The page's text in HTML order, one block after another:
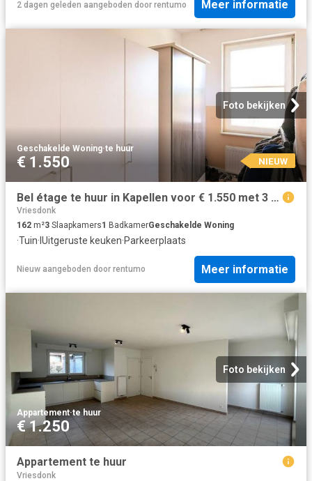
2 dagen geleden aangeboden door rentumo Meer informatie
Foto bekijken
Geschakelde Woning·te huur
€ 1.550 NIEUW
Bel étage te huur in Kapellen voor € 1.550 met 3 slaapkamers
Vriesdonk
162 m²3 Slaapkamers1 BadkamerGeschakelde Woning
·Tuin· IUitgeruste keuken·Parkeerplaats
Nieuw aangeboden door rentumo Meer informatie
Foto bekijken
Appartement·te huur
€ 1.250
Appartement te huur
Vriesdonk